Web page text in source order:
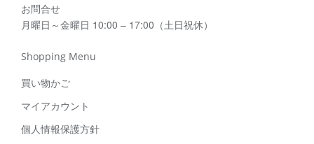
お問合せ
月曜日～金曜日 10:00 – 17:00（土日祝休）
Shopping Menu
買い物かご
マイアカウント
個人情報保護方針